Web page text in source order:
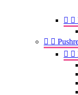
 
 
 